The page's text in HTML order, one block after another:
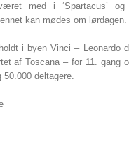
med i ‘Spartacus’
kan mødes om lørdagen.
i byen Vinci – Leonardo
af Toscana – for 11. gang
50.000 deltagere.